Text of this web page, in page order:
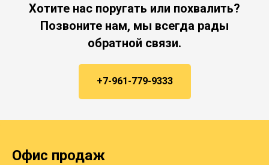
Хотите нас поругать или похвалить?
Позвоните нам, мы всегда рады
обратной связи.
+7-961-779-9333
Офис продаж